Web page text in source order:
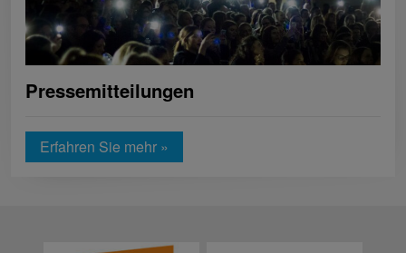
Pressemitteilungen
Erfahren Sie mehr »